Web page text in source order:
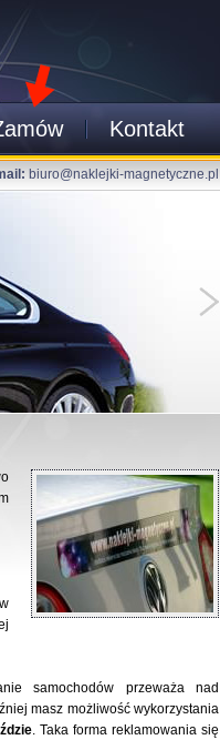
Kontakt
biuro@naklejki-magnetyczne.pl
samochodów przeważa nad
masz możliwość wykorzystania
. Taka forma reklamowania się